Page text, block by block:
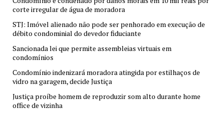
corte irregular de água de moradora
STJ: Imóvel alienado não pode ser penhorado em execução de
débito condominial do devedor fiduciante
Sancionada lei que permite assembleias virtuais em
condomínios
Condomínio indenizará moradora atingida por estilhaços de
vidro na garagem, decide Justiça
Justiça proíbe homem de reproduzir som alto durante home
office de vizinha